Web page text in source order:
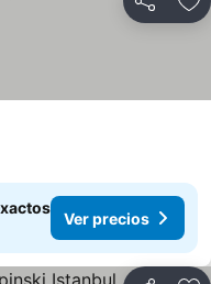
Compartir
Ver precios